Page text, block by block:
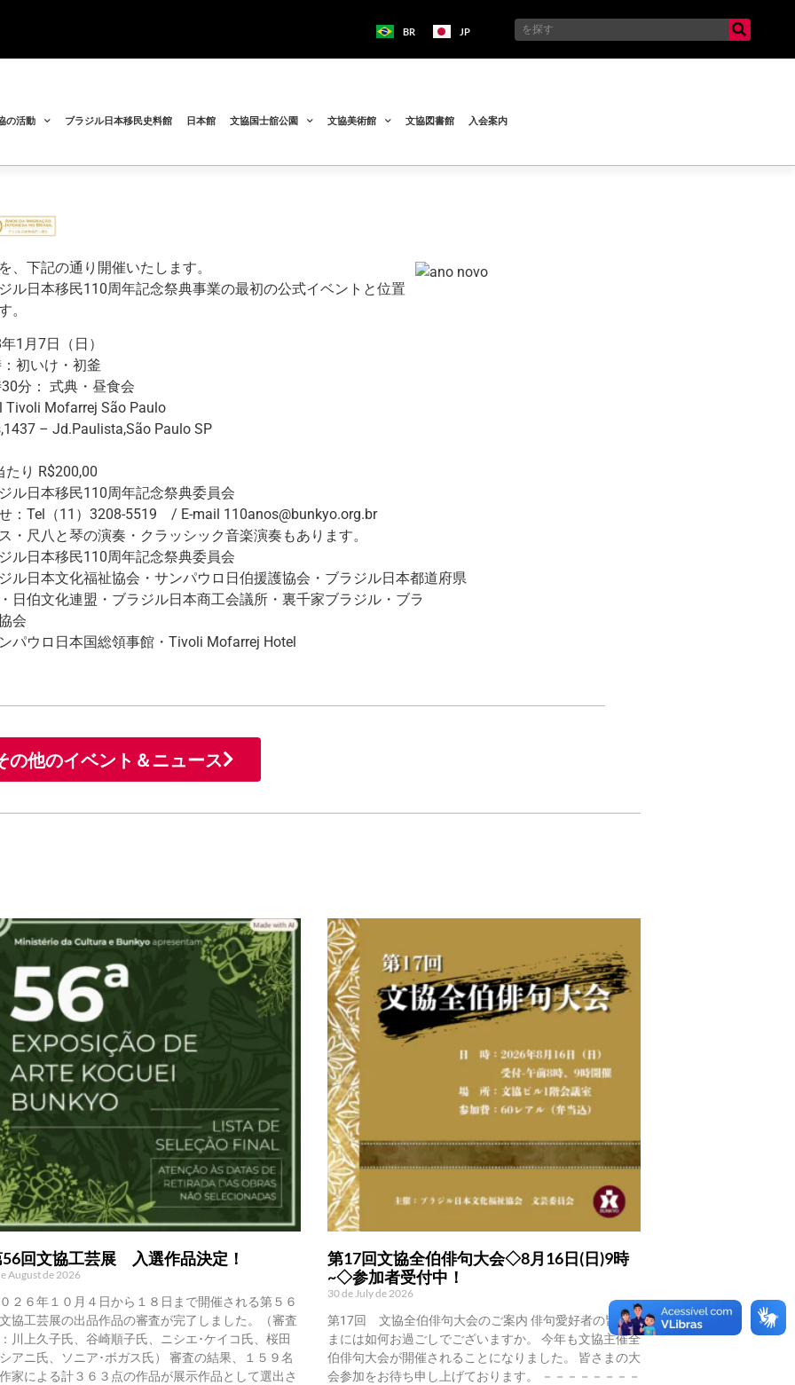
BR JP
の活動 ブラジル日本移民史料館 日本館 文協国士舘公園 文協美術館 文協図書館 入会案内
、下記の通り開催いたします。
ル日本移民110周年記念祭典事業の最初の公式イベントと位置
。
1月7日（日）
初いけ・初釜
分： 式典・昼食会
Tivoli Mofarrej São Paulo
– Jd.Paulista,São Paulo SP
たり R$200,00
ル日本移民110周年記念祭典委員会
：Tel（11）3208-5519 / E-mail 110anos@bunkyo.org.br
・尺八と琴の演奏・クラッシック音楽演奏もあります。
ル日本移民110周年記念祭典委員会
ル日本文化福祉協会・サンパウロ日伯援護協会・ブラジル日本都道府県
日伯文化連盟・ブラジル日本商工会議所・裏千家ブラジル・ブラ
会
パウロ日本国総領事館・Tivoli Mofarrej Hotel
の他のイベント＆ニュース
回文協工芸展 入選作品決定！
August de 2026
２６年１０月４日から１８日まで開催される第５６
協工芸展の出品作品の審査が完了しました。（審査
川上久子氏、谷崎順子氏、ニシエ･ケイコ氏、桜田
アニ氏、ソニア･ボガス氏） 審査の結果、１５９名
家による計３６３点の作品が展示作品として選出さ
第17回文協全伯俳句大会◇8月16日(日)9時
~◇参加者受付中！
30 de July de 2026
第17回 文協全伯俳句大会のご案内 俳句愛好者の皆さ
まには如何お過ごしでございますか。 今年も文協主催全
伯俳句大会が開催されることになりました。 皆さまの大
会参加をお待ち申し上げております。 －－－－－－－－